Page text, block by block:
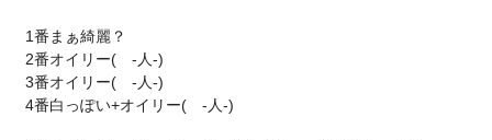
1番まぁ綺麗？
2番オイリー( -人-)
3番オイリー( -人-)
4番白っぽい+オイリー( -人-)